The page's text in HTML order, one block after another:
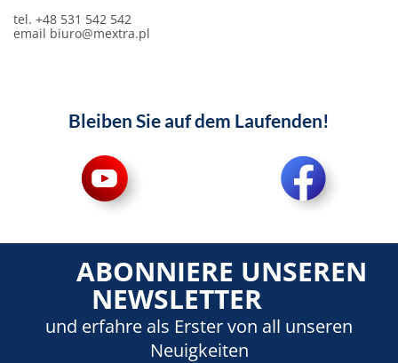
tel. +48 531 542 542
email biuro@mextra.pl
Bleiben Sie auf dem Laufenden!
ABONNIERE UNSEREN
NEWSLETTER
und erfahre als Erster von all unseren
Neuigkeiten